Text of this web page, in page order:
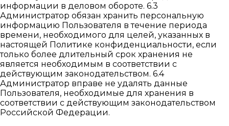
информации в деловом обороте. 6.3
Администратор обязан хранить персональную
информацию Пользователя в течение периода
времени, необходимого для целей, указанных в
настоящей Политике конфиденциальности, если
только более длительный срок хранения не
является необходимым в соответствии с
действующим законодательством. 6.4
Администратор вправе не удалять данные
Пользователя, необходимые для хранения в
соответствии с действующим законодательством
Российской Федерации.